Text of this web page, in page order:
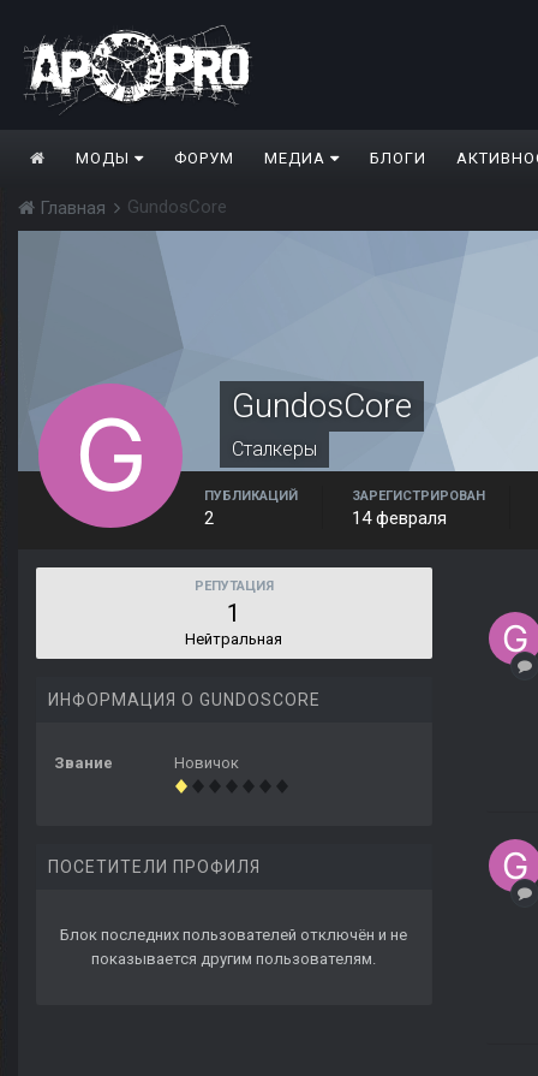
МОДЫ ФОРУМ МЕДИА БЛОГИ
Главная GundosCore
GundosCore
Сталкеры
ПУБЛИКАЦИЙ
2
ЗАРЕГИСТРИРОВАН
14 февраля
РЕПУТАЦИЯ
1
Нейтральная
ИНФОРМАЦИЯ О GUNDOSCORE
Звание Новичок
ПОСЕТИТЕЛИ ПРОФИЛЯ
Блок последних пользователей отключён и не
показывается другим пользователям.